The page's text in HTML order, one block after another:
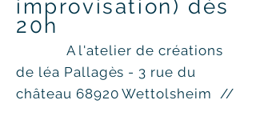
improvisation) dès
20h
A l'atelier de créations
de léa Pallagès - 3 rue du
château 68920 Wettolsheim //